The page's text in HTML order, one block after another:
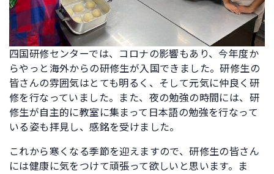
四国研修センターでは、コロナの影響もあり、今年度か
らやっと海外からの研修生が入国できました。研修生の
皆さんの雰囲気はとても明るく、そして元気に仲良く研
修を行なっていました。また、夜の勉強の時間には、研
修生が自主的に教室に集まって日本語の勉強を行なって
いる姿も拝見し、感銘を受けました。
これから寒くなる季節を迎えますので、研修生の皆さん
には健康に気をつけて頑張って欲しいと思います。ま